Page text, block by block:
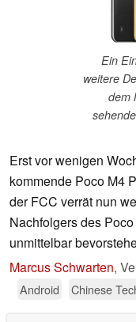
Ein
weitere
dem
Erst vor wenigen
kommende Poco M4
der FCC verrät nun
Nachfolgers des
unmittelbar
Marcus Schwarten,
Android
Chinese